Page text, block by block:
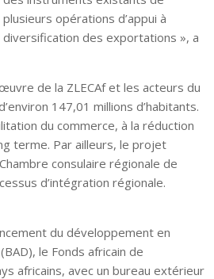
opérations d’appui à
des exportations », a
de la ZLECAf et les acteurs du
147,01 millions d’habitants.
du commerce, à la réduction
terme. Par ailleurs, le projet
consulaire régionale de
d’intégration régionale.
du développement en
le Fonds africain de
africains, avec un bureau extérieur